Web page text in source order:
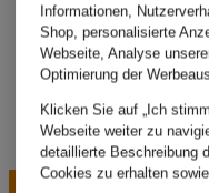
Hatton
Informationen,
Shop, personalisierte
Webseite, Analyse
Optimierung der
Klicken Sie auf „Ich
Webseite weiter zu
detaillierte Beschreibung
Cookies zu erhalten